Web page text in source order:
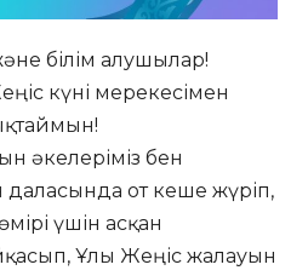
білім алушылар!
күні мерекесімен
әкелеріміз бен
от кеше жүріп,
үшін асқан
Ұлы Жеңіс жалауын